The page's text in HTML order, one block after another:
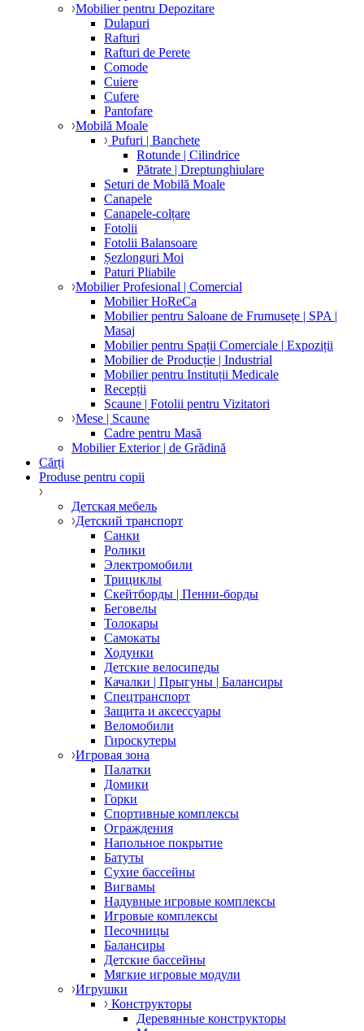
Mobilier pentru Depozitare
Dulapuri
Rafturi
Rafturi de Perete
Comode
Cuiere
Cufere
Pantofare
Mobilă Moale
Pufuri | Banchete
Rotunde | Cilindrice
Pătrate | Dreptunghiulare
Seturi de Mobilă Moale
Canapele
Canapele-colțare
Fotolii
Fotolii Balansoare
Șezlonguri Moi
Paturi Pliabile
Mobilier Profesional | Comercial
Mobilier HoReCa
Mobilier pentru Saloane de Frumusețe | SPA |
Masaj
Mobilier pentru Spații Comerciale | Expoziții
Mobilier de Producție | Industrial
Mobilier pentru Instituții Medicale
Recepții
Scaune | Fotolii pentru Vizitatori
Mese | Scaune
Cadre pentru Masă
Mobilier Exterior | de Grădină
Cărți
Produse pentru copii
Детская мебель
Детский транспорт
Санки
Ролики
Электромобили
Трициклы
Скейтборды | Пенни-борды
Беговелы
Толокары
Самокаты
Ходунки
Детские велосипеды
Качалки | Прыгуны | Балансиры
Спецтранспорт
Защита и аксессуары
Веломобили
Гироскутеры
Игровая зона
Палатки
Домики
Горки
Спортивные комплексы
Ограждения
Напольное покрытие
Батуты
Сухие бассейны
Вигвамы
Надувные игровые комплексы
Игровые комплексы
Песочницы
Балансиры
Детские бассейны
Мягкие игровые модули
Игрушки
Конструкторы
Деревянные конструкторы